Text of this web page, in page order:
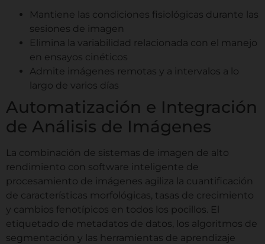
Mantiene las condiciones fisiológicas durante las
sesiones de imagen
Elimina la variabilidad relacionada con el manejo
en ensayos cinéticos
Admite imágenes remotas y a intervalos a lo
largo de varios días
Automatización e Integración
de Análisis de Imágenes
La combinación de sistemas de imagen de alto
rendimiento con software inteligente de
procesamiento de imágenes agiliza la cuantificación
de características morfológicas, tasas de crecimiento
y cambios fenotípicos en todos los pocillos. El
etiquetado de metadatos de datos, los algoritmos de
segmentación y las herramientas de aprendizaje